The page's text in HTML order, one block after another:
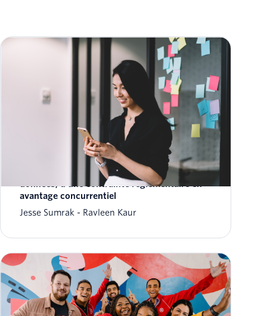
Comment transformer la gouvernance des
données, d’une contrainte réglementaire en
avantage concurrentiel
Jesse Sumrak
Ravleen Kaur